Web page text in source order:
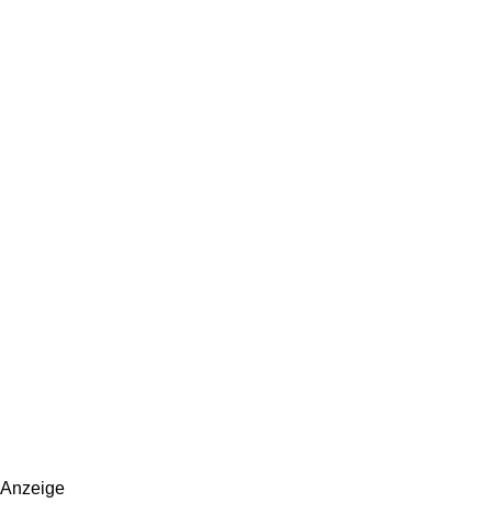
Anzeige